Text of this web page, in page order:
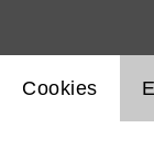
Einstellung
Cookies